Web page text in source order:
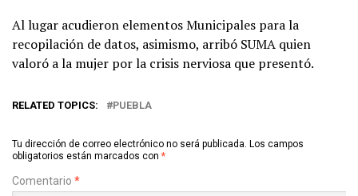
Al lugar acudieron elementos Municipales para la
recopilación de datos, asimismo, arribó SUMA quien
valoró a la mujer por la crisis nerviosa que presentó.
RELATED TOPICS: PUEBLA
Tu dirección de correo electrónico no será publicada. Los campos
obligatorios están marcados con *
Comentario *